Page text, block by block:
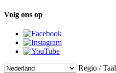
Volg ons op
Regio /